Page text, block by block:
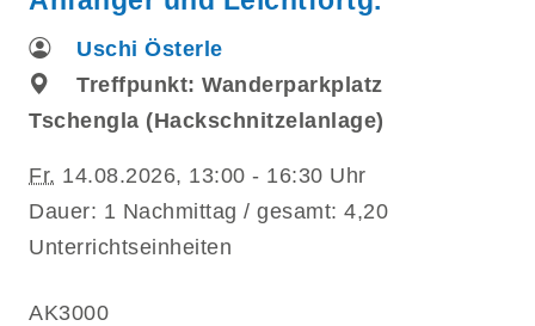
Uschi Österle
Treffpunkt: Wanderparkplatz
Tschengla (Hackschnitzelanlage)
Fr. 14.08.2026, 13:00 - 16:30 Uhr
Dauer: 1 Nachmittag / gesamt: 4,20
Unterrichtseinheiten
AK3000